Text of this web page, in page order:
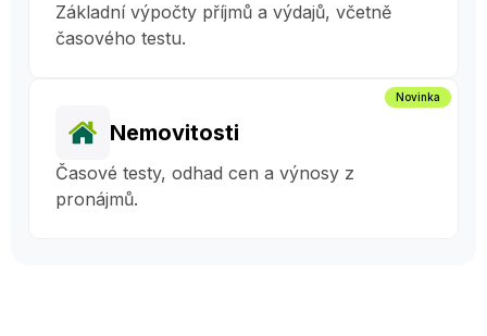
Základní výpočty příjmů a výdajů, včetně
časového testu.
Nemovitosti
Časové testy, odhad cen a výnosy z
pronájmů.
Novinka